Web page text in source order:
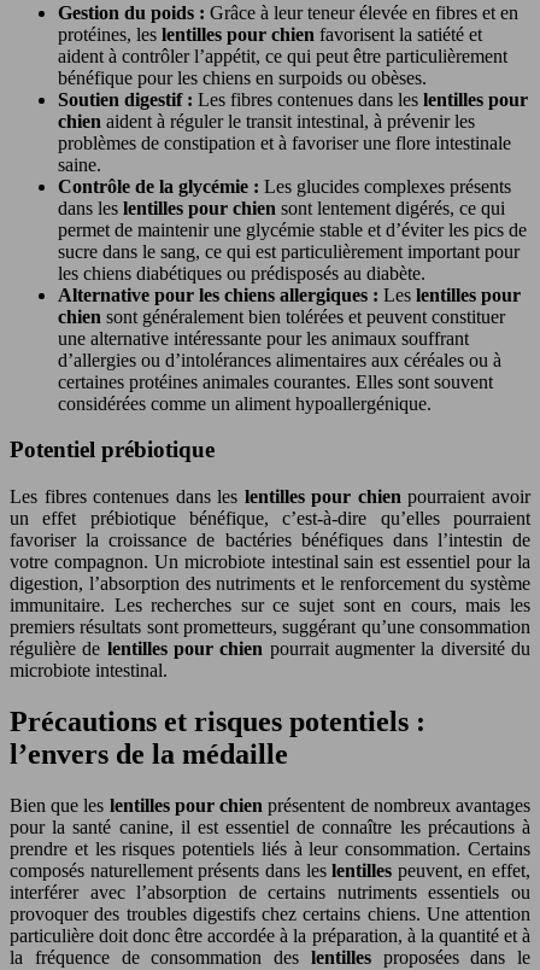
Gestion du poids : Grâce à leur teneur élevée en fibres et en
protéines, les lentilles pour chien favorisent la satiété et
aident à contrôler l’appétit, ce qui peut être particulièrement
bénéfique pour les chiens en surpoids ou obèses.
Soutien digestif : Les fibres contenues dans les lentilles pour
chien aident à réguler le transit intestinal, à prévenir les
problèmes de constipation et à favoriser une flore intestinale
saine.
Contrôle de la glycémie : Les glucides complexes présents
dans les lentilles pour chien sont lentement digérés, ce qui
permet de maintenir une glycémie stable et d’éviter les pics de
sucre dans le sang, ce qui est particulièrement important pour
les chiens diabétiques ou prédisposés au diabète.
Alternative pour les chiens allergiques : Les lentilles pour
chien sont généralement bien tolérées et peuvent constituer
une alternative intéressante pour les animaux souffrant
d’allergies ou d’intolérances alimentaires aux céréales ou à
certaines protéines animales courantes. Elles sont souvent
considérées comme un aliment hypoallergénique.
Potentiel prébiotique
Les fibres contenues dans les lentilles pour chienpourraient avoir
un effet prébiotique bénéfique, c’est-à-dire qu’elles pourraient
favoriser la croissance de bactéries bénéfiques dans l’intestin de
votre compagnon. Un microbiote intestinal sain est essentiel pour la
digestion, l’absorption des nutriments et le renforcement du système
immunitaire. Les recherches sur ce sujet sont en cours, mais les
premiers résultats sont prometteurs, suggérant qu’une consommation
régulière de lentilles pour chien pourrait augmenter la diversité du
microbiote intestinal.
Précautions et risques potentiels :
l’envers de la médaille
Bien que les lentilles pour chienprésentent de nombreux avantages
pour la santé canine, il est essentiel de connaître les précautions à
prendre et les risques potentiels liés à leur consommation. Certains
composés naturellement présents dans leslentilles peuvent, en effet,
interférer avec l’absorption de certains nutriments essentiels ou
provoquer des troubles digestifs chez certains chiens. Une attention
particulière doit donc être accordée à la préparation, à la quantité et à
la fréquence de consommation des lentilles proposées dans le